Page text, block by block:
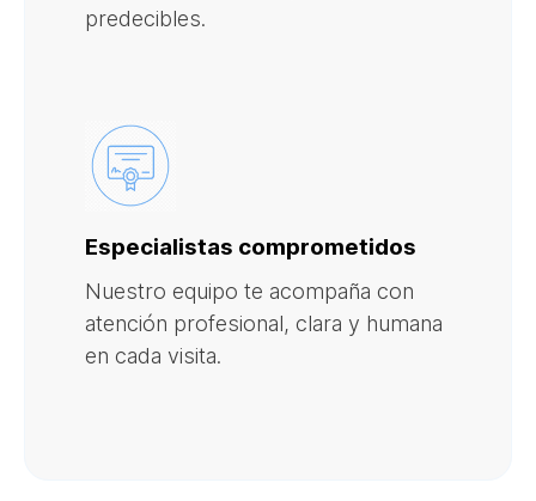
predecibles.
Especialistas comprometidos
Nuestro equipo te acompaña con
atención profesional, clara y humana
en cada visita.